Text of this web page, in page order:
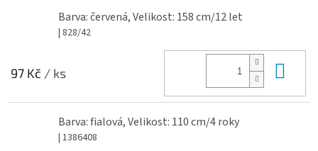
Barva: červená, Velikost: 158 cm/12 let
| 828/42
97 Kč / ks
Barva: fialová, Velikost: 110 cm/4 roky
| 1386408